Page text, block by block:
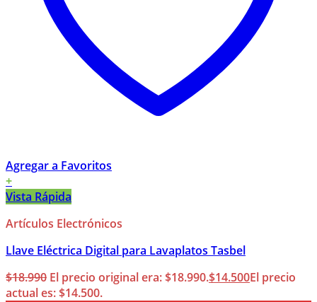
Agregar a Favoritos
+
Vista Rápida
Artículos Electrónicos
Llave Eléctrica Digital para Lavaplatos Tasbel
$18.990 El precio original era: $18.990.$14.500El precio
actual es: $14.500.